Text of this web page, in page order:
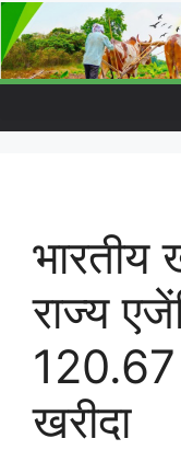
भारतीय
राज्य
120.67
खरीदा